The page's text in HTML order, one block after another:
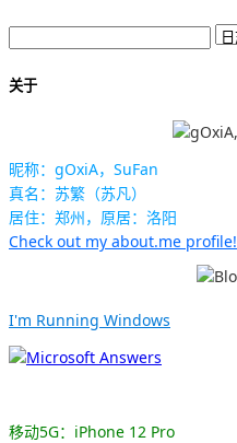
关于
昵称：gOxiA，SuFan
真名：苏繁（苏凡）
居住：郑州，原居：洛阳
Check out my about.me profile!
I'm Running Windows
移动5G：iPhone 12 Pro